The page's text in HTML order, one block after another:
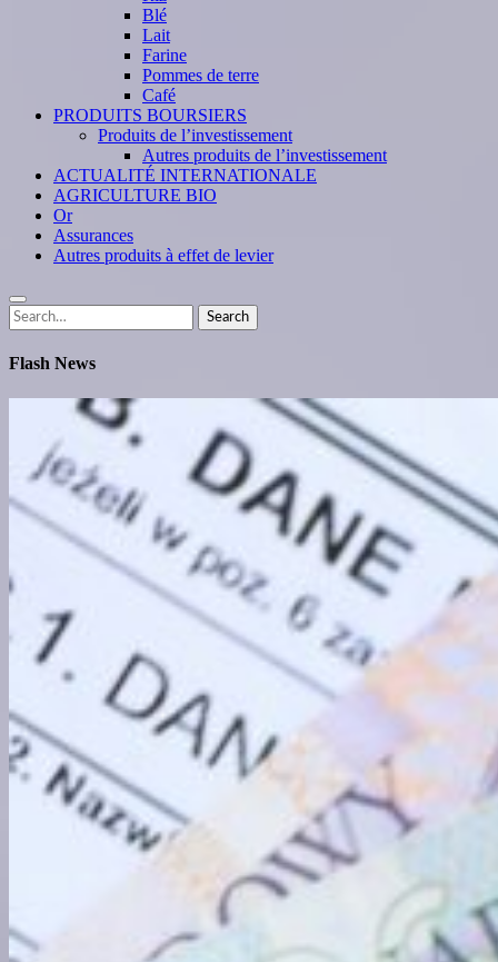
Blé
Lait
Farine
Pommes de terre
Café
PRODUITS BOURSIERS
Produits de l’investissement
Autres produits de l’investissement
ACTUALITÉ INTERNATIONALE
AGRICULTURE BIO
Or
Assurances
Autres produits à effet de levier
Search
for:
Search
Flash News